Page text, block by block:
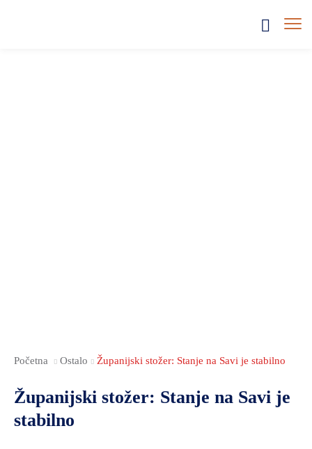
Početna Ostalo Županijski stožer: Stanje na Savi je stabilno
Županijski stožer: Stanje na Savi je
stabilno